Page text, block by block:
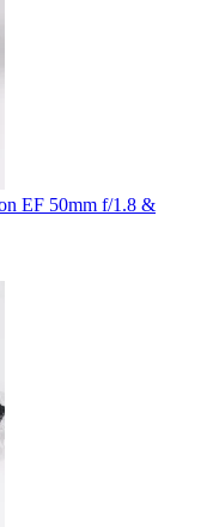
EF 50mm f/1.8 &